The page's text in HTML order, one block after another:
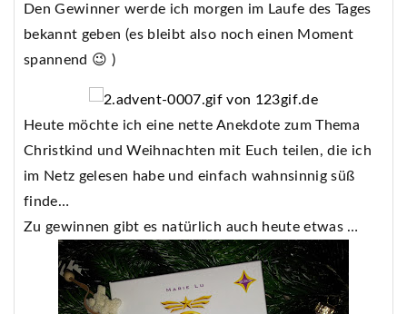
Den Gewinner werde ich morgen im Laufe des Tages
bekannt geben (es bleibt also noch einen Moment
spannend 😉 )
Heute möchte ich eine nette Anekdote zum Thema
Christkind und Weihnachten mit Euch teilen, die ich
im Netz gelesen habe und einfach wahnsinnig süß
finde…
Zu gewinnen gibt es natürlich auch heute etwas …